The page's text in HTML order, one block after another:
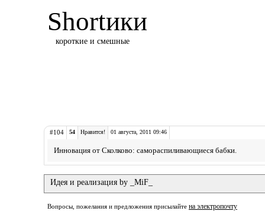
Shortики
короткие и смешные
#104 54 Нравится! 01 августа, 2011 09:46
Инновация от Сколково: самораспиливающиеся бабки.
Идея и реализация by _MiF_
Вопросы, пожелания и предложения присылайте на электропочту